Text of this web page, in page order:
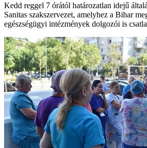
Kedd reggel 7 órától határozatlan idejű
Sanitas szakszervezet, amelyhez a Bihar
egészségügyi intézmények dolgozói is